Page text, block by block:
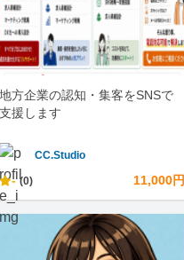
地方企業の認知・集客をSNSで
支援します
CC.Studio
- (0) 11,000円